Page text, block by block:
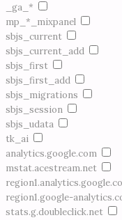
_ga_*
mp_*_mixpanel
sbjs_current
sbjs_current_add
sbjs_first
sbjs_first_add
sbjs_migrations
sbjs_session
sbjs_udata
tk_ai
analytics.google.com
mstat.acestream.net
region1.google-
stats.g.doubleclick.net